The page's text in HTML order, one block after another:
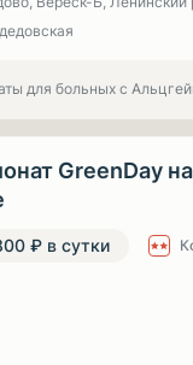
для больных с
GreenDay
₽ в сутки